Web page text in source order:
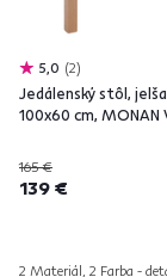
5,0 2
Jedálenský stôl,
100x60 cm, MONAN
165 €
139 €
2 Materiál, 2 Farba -